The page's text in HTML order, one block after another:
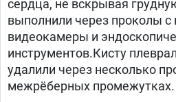
сердца, не вскрывая
выполнили через проколы с
видеокамеры и
инструментов.Кисту
удалили через несколько
межрёберных промежутках.